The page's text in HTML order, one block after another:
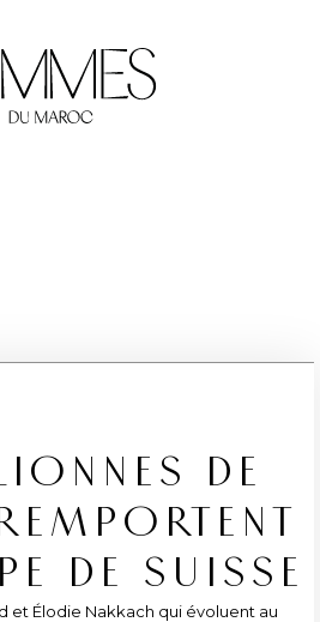
DE
DE SUISSE
et Élodie Nakkach qui évoluent au